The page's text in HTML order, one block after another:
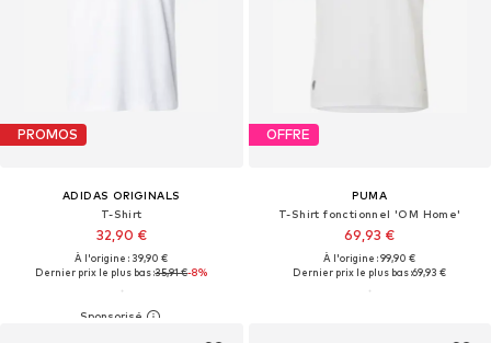
PROMOS
ADIDAS ORIGINALS
T-Shirt
32,90 €
À l'origine : 39,90 €
Dernier prix le plus bas :35,91 €-8%
OFFRE
PUMA
T-Shirt fonctionnel 'OM Home'
69,93 €
À l'origine : 99,90 €
Dernier prix le plus bas :69,93 €